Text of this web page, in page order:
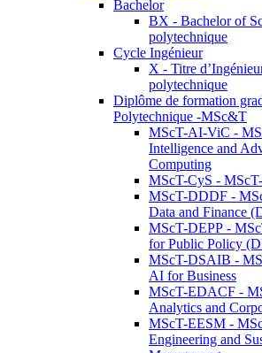
Bachelor
BX - Bachelor of
polytechnique
Cycle Ingénieur
X - Titre
polytechnique
Diplôme de formation
Polytechnique -MSc&T
MScT-AI-ViC -
Intelligence and
Computing
MScT-CyS -
MScT-DDDF -
Data and Finance
MScT-DEPP -
for Public Policy
MScT-DSAIB -
AI for Business
MScT-EDACF -
Analytics and
MScT-EESM -
Engineering and